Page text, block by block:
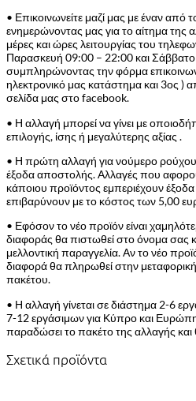
• Επικοινωνείτε μαζί μας με έναν
ενημερώνοντας μας για το αίτημα της
μέρες και ώρες λειτουργίας του
Παρασκευή 09:00 – 22:00 και
συμπληρώνοντας την φόρμα
ηλεκτρονικό μας κατάστημα και 3ος )
σελίδα μας στο facebook.
• Η αλλαγή μπορεί να γίνει με
επιλογής, ίσης ή μεγαλύτερης αξίας .
• Η πρώτη αλλαγή για νούμερο
έξοδα αποστολής. Αλλαγές που
κάποιου προϊόντος εμπεριέχουν
επιβαρύνουν με το κόστος των 5,00
• Εφόσον το νέο προϊόν είναι
διαφοράς θα πιστωθεί στο όνομα σας
μελλοντική παραγγελία. Αν το νέο
διαφορά θα πληρωθεί στην
πακέτου.
• Η αλλαγή γίνεται σε διάστημα 2-6
7-12 εργάσιμων για Κύπρο και
παραδώσει το πακέτο της αλλαγής
Σχετικά προϊόντα